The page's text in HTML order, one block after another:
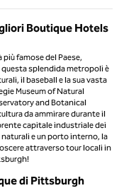
Boutique Hotels
famose del Paese,
splendida metropoli è
il baseball e la sua vasta
Museum of Natural
and Botanical
da ammirare durante il
capitale industriale dei
e un porto interno, la
attraverso tour locali in
di Pittsburgh